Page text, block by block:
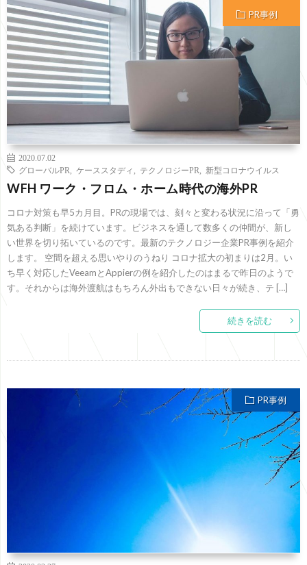
PR事例
2020.07.02
グローバルPR
ケーススタディ テクノロジーPR 新型コロナウイルス
WFH ワーク・フロム・ホーム時代の海外PR
コロナ対策も早5カ月目。PRの現場では、刻々と変わる状況に沿って「勇
気ある判断」を続けています。ビジネスを通して数多くの仲間が、新し
い世界を切り拓いているのです。最新のテクノロジー企業PR事例を紹介
します。 空間を超える思いやりのうねり コロナ拡大の初まりは2月。い
ち早く対応したVeeamとAppierの例を紹介したのはまるで昨日のようで
す。それからは海外渡航はもちろん外出もできない日々が続き、テ […]
続きを読む
PR事例